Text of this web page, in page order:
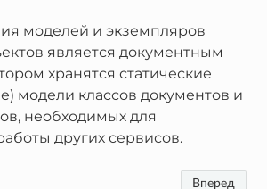
моделей и экземпляров
является документным
хранятся статические
модели классов документов и
необходимых для
других сервисов.